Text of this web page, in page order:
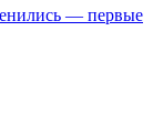
— первые